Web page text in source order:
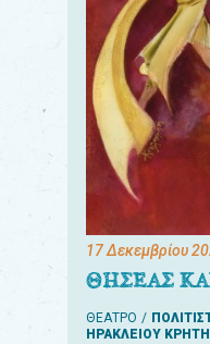
17 Δεκεμβρίου
ΘΗΣΕΑΣ
ΘΕΑΤΡΟ
ΗΡΑΚΛΕΙΟΥ